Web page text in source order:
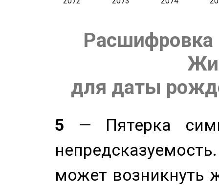
Расшифровка
для даты
5 — Пятерка
может возникнуть